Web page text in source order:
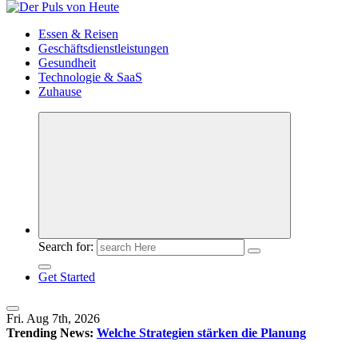
Meldungen die Resonanz finden
Essen & Reisen
Geschäftsdienstleistungen
Gesundheit
Technologie & SaaS
Zuhause
Search for:
Get Started
Fri. Aug 7th, 2026
Trending News: Welche Strategien stärken die Planung